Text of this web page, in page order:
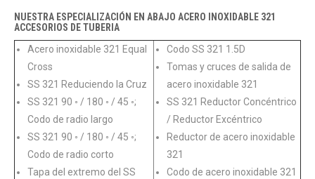
NUESTRA ESPECIALIZACIÓN EN ABAJO ACERO INOXIDABLE 321
ACCESORIOS DE TUBERIA
Acero inoxidable 321 Equal
Cross
SS 321 Reduciendo la Cruz
SS 321 90 ◦ / 180 ◦ / 45 ◦;
Codo de radio largo
SS 321 90 ◦ / 180 ◦ / 45 ◦;
Codo de radio corto
Tapa del extremo del SS
Codo SS 321 1.5D
Tomas y cruces de salida de
acero inoxidable 321
SS 321 Reductor Concéntrico
/ Reductor Excéntrico
Reductor de acero inoxidable
321
Codo de acero inoxidable 321